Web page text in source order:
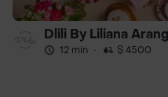
Dlili By Liliana
12 min · $ 4500